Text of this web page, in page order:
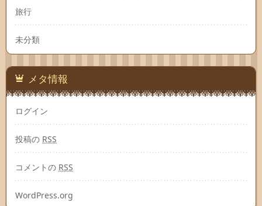
旅行
未分類
メタ情報
ログイン
投稿の RSS
コメントの RSS
WordPress.org